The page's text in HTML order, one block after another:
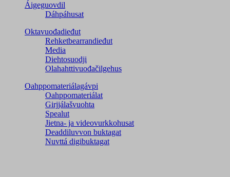
Áigeguovdil
Dáhpáhusat
Oktavuođadieđut
Rehketbearrandieđut
Media
Diehtosuodji
Olahahttivuođačilgehus
Oahppomateriálagávpi
Oahppomateriálat
Girjjálašvuohta
Spealut
Jietna- ja videovurkkohusat
Deaddiluvvon buktagat
Nuvttá digibuktagat